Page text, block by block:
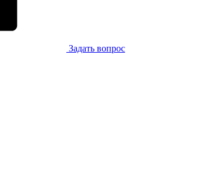
Задать вопрос